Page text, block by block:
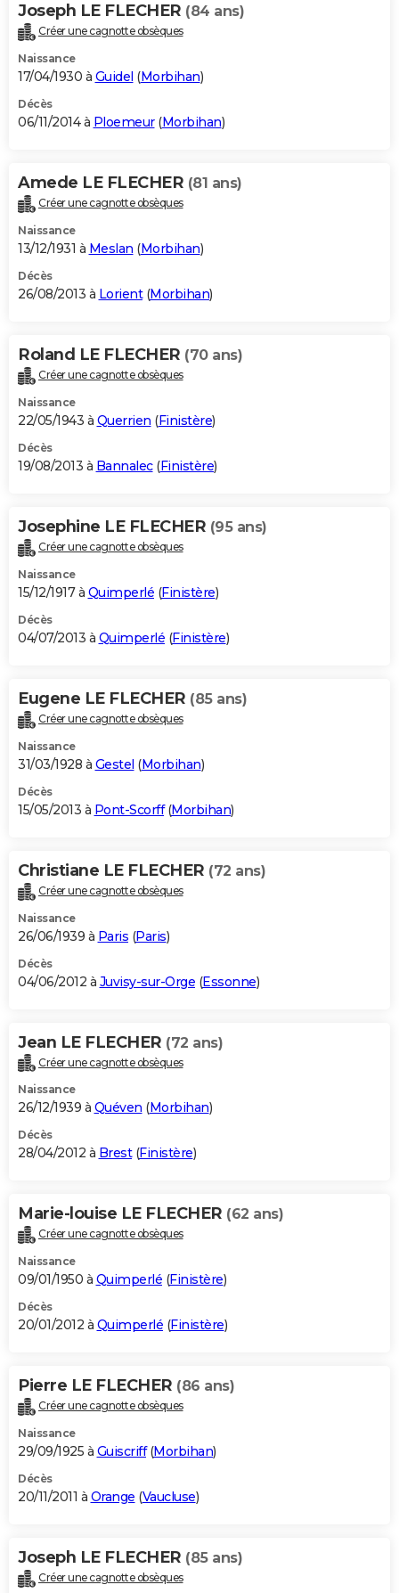
Joseph LE FLECHER (84 ans)
Créer une cagnotte obsèques
Naissance
17/04/1930 à Guidel (Morbihan)
Décès
06/11/2014 à Ploemeur(Morbihan)
Amede LE FLECHER (81 ans)
Créer une cagnotte obsèques
Naissance
13/12/1931 à Meslan (Morbihan)
Décès
26/08/2013 à Lorient(Morbihan)
Roland LE FLECHER (70 ans)
Créer une cagnotte obsèques
Naissance
22/05/1943 à Querrien (Finistère)
Décès
19/08/2013 à Bannalec(Finistère)
Josephine LE FLECHER (95 ans)
Créer une cagnotte obsèques
Naissance
15/12/1917 à Quimperlé (Finistère)
Décès
04/07/2013 à Quimperlé (Finistère)
Eugene LE FLECHER (85 ans)
Créer une cagnotte obsèques
Naissance
31/03/1928 à Gestel (Morbihan)
Décès
15/05/2013 à Pont-Scorff(Morbihan)
Christiane LE FLECHER (72 ans)
Créer une cagnotte obsèques
Naissance
26/06/1939 à Paris (Paris)
Décès
04/06/2012 à Juvisy-sur-Orge (Essonne)
Jean LE FLECHER (72 ans)
Créer une cagnotte obsèques
Naissance
26/12/1939 à Quéven (Morbihan)
Décès
28/04/2012 à Brest(Finistère)
Marie-louise LE FLECHER (62 ans)
Créer une cagnotte obsèques
Naissance
09/01/1950 à Quimperlé (Finistère)
Décès
20/01/2012 à Quimperlé (Finistère)
Pierre LE FLECHER (86 ans)
Créer une cagnotte obsèques
Naissance
29/09/1925 à Guiscriff(Morbihan)
Décès
20/11/2011 à Orange (Vaucluse)
Joseph LE FLECHER (85 ans)
Créer une cagnotte obsèques